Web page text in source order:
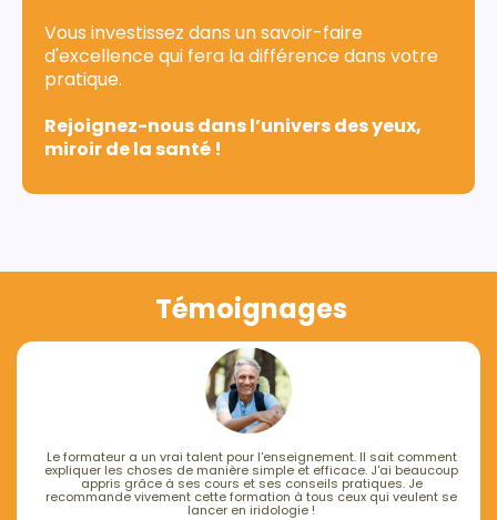
Vous investissez dans un savoir-faire
d'excellence qui fera la différence dans votre
pratique.
Rejoignez-nous dans l’univers des yeux,
miroir de la santé !
Témoignages
Le formateur a un vrai talent pour l'enseignement. Il sait comment
expliquer les choses de manière simple et efficace. J'ai beaucoup
appris grâce à ses cours et ses conseils pratiques. Je
recommande vivement cette formation à tous ceux qui veulent se
lancer en iridologie !